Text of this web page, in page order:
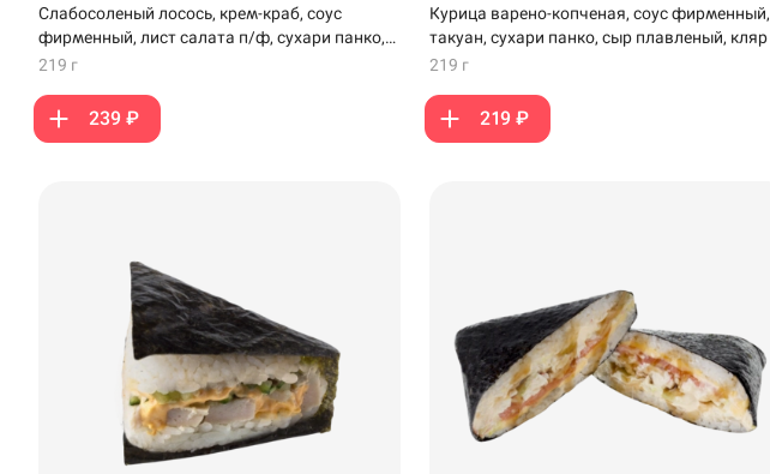
Слабосоленый лосось, крем-краб, соус
фирменный, лист салата п/ф, сухари панко,
сыр плавленый, кляр
219 г
239 ₽
Курица варено-копченая, соус фирменный,
такуан, сухари панко, сыр плавленый, кляр
219 г
219 ₽